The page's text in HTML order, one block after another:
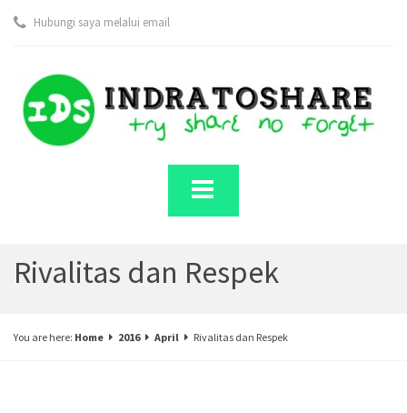
Hubungi saya melalui email
Rivalitas dan Respek
You are here: Home 2016 April Rivalitas dan Respek